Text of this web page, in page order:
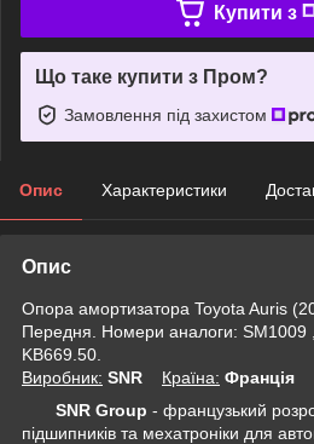
Купити з
Що таке купити з Пром?
Замовлення під захистом
Опис Характеристики
Опис
Опора амортизатора Toyota Auris
Передня. Номери аналоги: SM1009
KB669.50.
Виробник: SNR Крaїна: Франція
SNR Group - французький
підшипників та мехатроніки для